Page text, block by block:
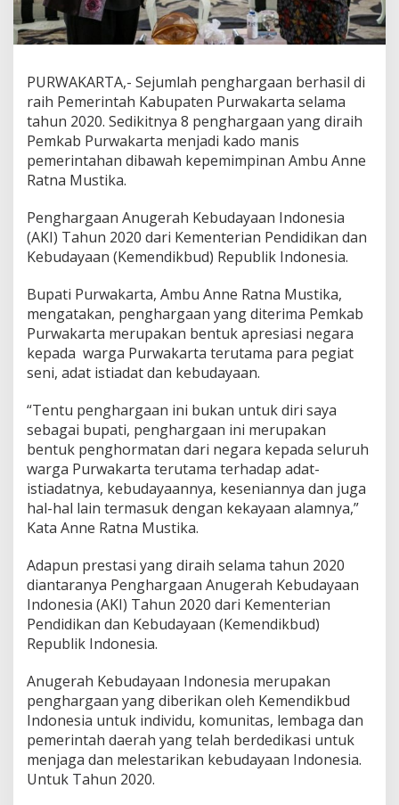
PURWAKARTA,- Sejumlah penghargaan berhasil di
raih Pemerintah Kabupaten Purwakarta selama
tahun 2020. Sedikitnya 8 penghargaan yang diraih
Pemkab Purwakarta menjadi kado manis
pemerintahan dibawah kepemimpinan Ambu Anne
Ratna Mustika.
Penghargaan Anugerah Kebudayaan Indonesia
(AKI) Tahun 2020 dari Kementerian Pendidikan dan
Kebudayaan (Kemendikbud) Republik Indonesia.
Bupati Purwakarta, Ambu Anne Ratna Mustika,
mengatakan, penghargaan yang diterima Pemkab
Purwakarta merupakan bentuk apresiasi negara
kepada warga Purwakarta terutama para pegiat
seni, adat istiadat dan kebudayaan.
“Tentu penghargaan ini bukan untuk diri saya
sebagai bupati, penghargaan ini merupakan
bentuk penghormatan dari negara kepada seluruh
warga Purwakarta terutama terhadap adat-
istiadatnya, kebudayaannya, keseniannya dan juga
hal-hal lain termasuk dengan kekayaan alamnya,”
Kata Anne Ratna Mustika.
Adapun prestasi yang diraih selama tahun 2020
diantaranya Penghargaan Anugerah Kebudayaan
Indonesia (AKI) Tahun 2020 dari Kementerian
Pendidikan dan Kebudayaan (Kemendikbud)
Republik Indonesia.
Anugerah Kebudayaan Indonesia merupakan
penghargaan yang diberikan oleh Kemendikbud
Indonesia untuk individu, komunitas, lembaga dan
pemerintah daerah yang telah berdedikasi untuk
menjaga dan melestarikan kebudayaan Indonesia.
Untuk Tahun 2020.